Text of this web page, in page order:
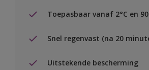
Toepasbaar vanaf 2°C en 90
Snel regenvast (na 20
Uitstekende bescherming